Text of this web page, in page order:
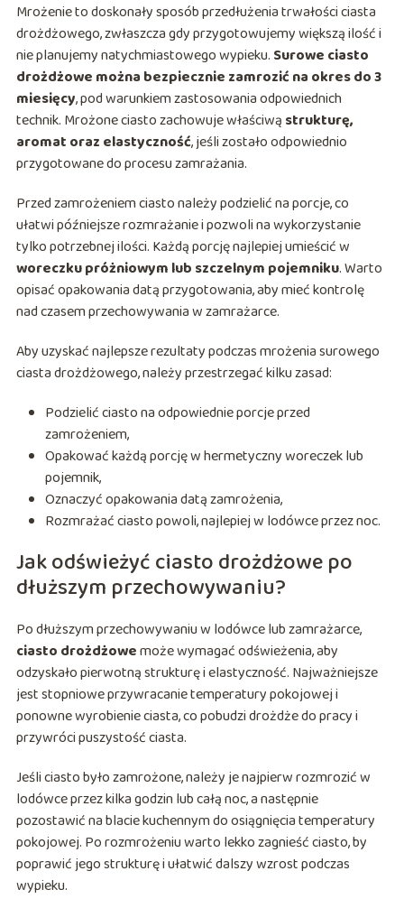
Mrożenie to doskonały sposób przedłużenia trwałości ciasta
drożdżowego, zwłaszcza gdy przygotowujemy większą ilość i
nie planujemy natychmiastowego wypieku. Surowe ciasto
drożdżowe można bezpiecznie zamrozić na okres do 3
miesięcy, pod warunkiem zastosowania odpowiednich
technik. Mrożone ciasto zachowuje właściwą strukturę,
aromat oraz elastyczność, jeśli zostało odpowiednio
przygotowane do procesu zamrażania.
Przed zamrożeniem ciasto należy podzielić na porcje, co
ułatwi późniejsze rozmrażanie i pozwoli na wykorzystanie
tylko potrzebnej ilości. Każdą porcję najlepiej umieścić w
woreczku próżniowym lub szczelnym pojemniku. Warto
opisać opakowania datą przygotowania, aby mieć kontrolę
nad czasem przechowywania w zamrażarce.
Aby uzyskać najlepsze rezultaty podczas mrożenia surowego
ciasta drożdżowego, należy przestrzegać kilku zasad:
Podzielić ciasto na odpowiednie porcje przed
zamrożeniem,
Opakować każdą porcję w hermetyczny woreczek lub
pojemnik,
Oznaczyć opakowania datą zamrożenia,
Rozmrażać ciasto powoli, najlepiej w lodówce przez noc.
Jak odświeżyć ciasto drożdżowe po
dłuższym przechowywaniu?
Po dłuższym przechowywaniu w lodówce lub zamrażarce,
ciasto drożdżowemoże wymagać odświeżenia, aby
odzyskało pierwotną strukturę i elastyczność. Najważniejsze
jest stopniowe przywracanie temperatury pokojowej i
ponowne wyrobienie ciasta, co pobudzi drożdże do pracy i
przywróci puszystość ciasta.
Jeśli ciasto było zamrożone, należy je najpierw rozmrozić w
lodówce przez kilka godzin lub całą noc, a następnie
pozostawić na blacie kuchennym do osiągnięcia temperatury
pokojowej. Po rozmrożeniu warto lekko zagnieść ciasto, by
poprawić jego strukturę i ułatwić dalszy wzrost podczas
wypieku.